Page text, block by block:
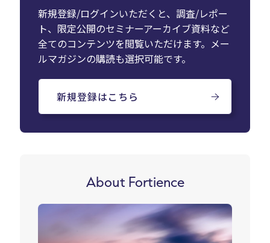
新規登録/ログインいただくと、調査/レポー
ト、限定公開のセミナーアーカイブ資料など
全てのコンテンツを閲覧いただけます。メー
ルマガジンの購読も選択可能です。
新規登録はこちら
About Fortience